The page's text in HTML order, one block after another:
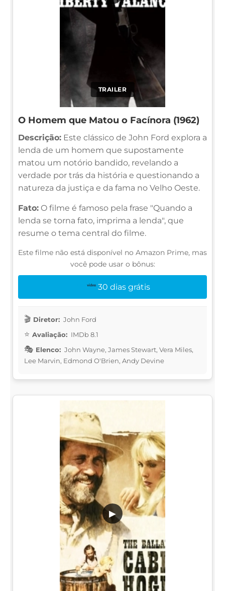
TRAILER
O Homem que Matou o Facínora (1962)
Descrição: Este clássico de John Ford explora a
lenda de um homem que supostamente
matou um notório bandido, revelando a
verdade por trás da história e questionando a
natureza da justiça e da fama no Velho Oeste.
Fato: O filme é famoso pela frase "Quando a
lenda se torna fato, imprima a lenda", que
resume o tema central do filme.
Este filme não está disponível no Amazon Prime, mas
você pode usar o bônus:
30 dias grátis
Diretor: John Ford
Avaliação: IMDb 8.1
Elenco: John Wayne, James Stewart, Vera Miles,
Lee Marvin, Edmond O'Brien, Andy Devine
▶